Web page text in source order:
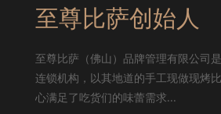
至尊比萨创始人
至尊比萨（佛山）品牌管理有限公司
连锁机构，以其地道的手工现做现烤
心满足了吃货们的味蕾需求...